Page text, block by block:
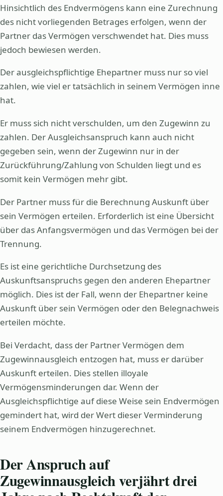
Hinsichtlich des Endvermögens kann eine Zurechnung
des nicht vorliegenden Betrages erfolgen, wenn der
Partner das Vermögen verschwendet hat. Dies muss
jedoch bewiesen werden.
Der ausgleichspflichtige Ehepartner muss nur so viel
zahlen, wie viel er tatsächlich in seinem Vermögen inne
hat.
Er muss sich nicht verschulden, um den Zugewinn zu
zahlen. Der Ausgleichsanspruch kann auch nicht
gegeben sein, wenn der Zugewinn nur in der
Zurückführung/Zahlung von Schulden liegt und es
somit kein Vermögen mehr gibt.
Der Partner muss für die Berechnung Auskunft über
sein Vermögen erteilen. Erforderlich ist eine Übersicht
über das Anfangsvermögen und das Vermögen bei der
Trennung.
Es ist eine gerichtliche Durchsetzung des
Auskunftsanspruchs gegen den anderen Ehepartner
möglich. Dies ist der Fall, wenn der Ehepartner keine
Auskunft über sein Vermögen oder den Belegnachweis
erteilen möchte.
Bei Verdacht, dass der Partner Vermögen dem
Zugewinnausgleich entzogen hat, muss er darüber
Auskunft erteilen. Dies stellen illoyale
Vermögensminderungen dar. Wenn der
Ausgleichspflichtige auf diese Weise sein Endvermögen
gemindert hat, wird der Wert dieser Verminderung
seinem Endvermögen hinzugerechnet.
Der Anspruch auf
Zugewinnausgleich verjährt drei